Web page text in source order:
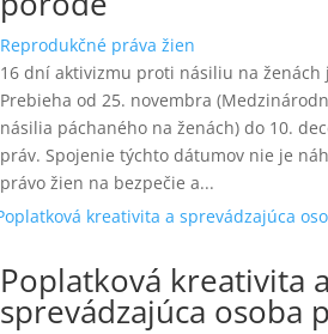
Reprodukčné práva žien
16 dní aktivizmu proti násiliu na ženách
Prebieha od 25. novembra
násilia páchaného na ženách) do 10.
práv. Spojenie týchto dátumov nie je
právo žien na bezpečie a...
Poplatková kreativita a
sprevádzajúca osoba